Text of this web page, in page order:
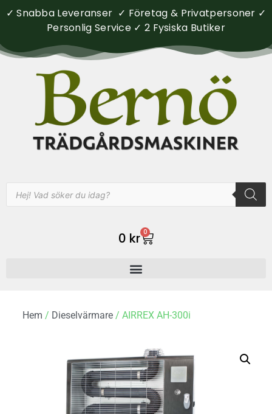
✓ Snabba Leveranser ✓ Företag & Privatpersoner ✓
Personlig Service ✓ 2 Fysiska Butiker
0 kr 0
Hem / Dieselvärmare / AIRREX AH-300i